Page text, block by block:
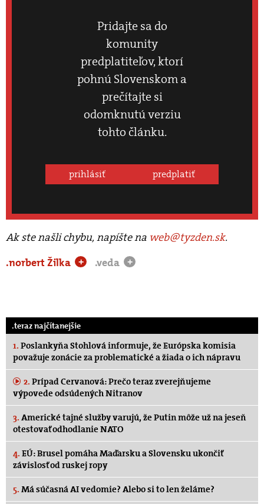
Pridajte sa do
komunity
predplatiteľov, ktorí
pohnú Slovenskom a
prečítajte si
odomknutú verziu
tohto článku.
prihlásiť predplatiť
Ak ste našli chybu, napíšte na web@tyzden.sk.
.norbert Žilka
+ .veda +
.teraz najčítanejšie
1. Poslankyňa Stohlová informuje, že Európska komisia
považuje zonácie za problematické a žiada o ich nápravu
2. Prípad Cervanová: Prečo teraz zverejňujeme
výpovede odsúdených Nitranov
3. Americké tajné služby varujú, že Putin môže už na jeseň
otestovať odhodlanie NATO
4. EÚ: Brusel pomáha Maďarsku a Slovensku ukončiť
závislosť od ruskej ropy
5. Má súčasná AI vedomie? Alebo si to len želáme?